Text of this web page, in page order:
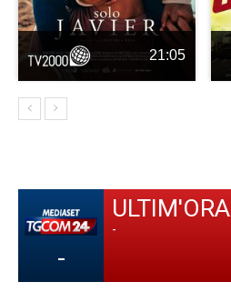
21:05
-
ULTIM'ORA
-